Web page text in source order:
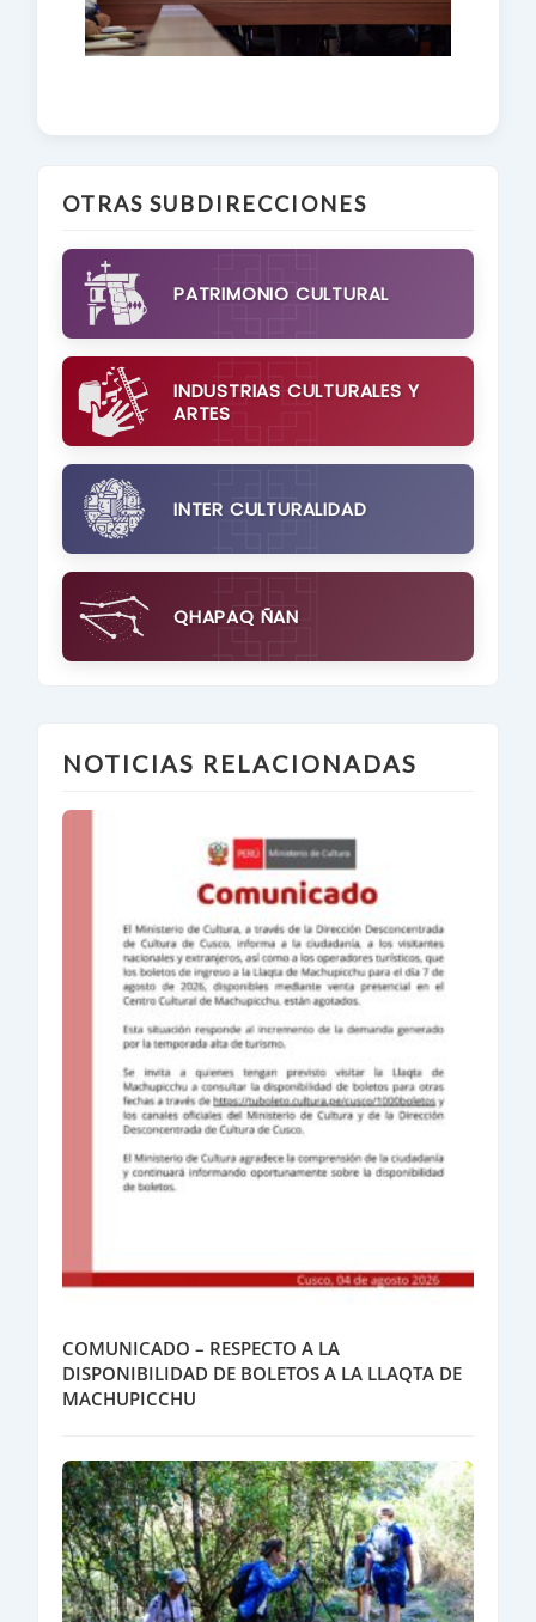
OTRAS SUBDIRECCIONES
PATRIMONIO CULTURAL
INDUSTRIAS CULTURALES Y
ARTES
INTER CULTURALIDAD
QHAPAQ ÑAN
NOTICIAS RELACIONADAS
COMUNICADO – RESPECTO A LA
DISPONIBILIDAD DE BOLETOS A LA LLAQTA DE
MACHUPICCHU